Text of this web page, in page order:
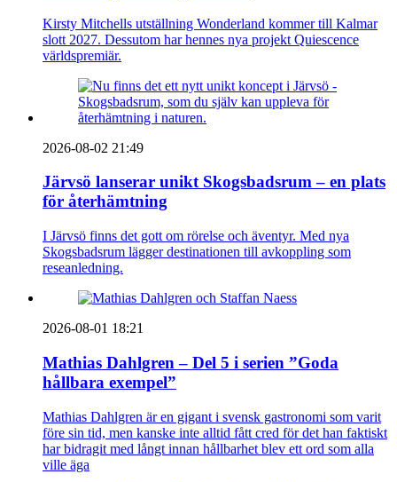
Kirsty Mitchells utställning Wonderland kommer till Kalmar
slott 2027. Dessutom har hennes nya projekt Quiescence
världspremiär.
2026-08-02 21:49
Järvsö lanserar unikt Skogsbadsrum – en plats
för återhämtning
I Järvsö finns det gott om rörelse och äventyr. Med nya
Skogsbadsrum lägger destinationen till avkoppling som
reseanledning.
2026-08-01 18:21
Mathias Dahlgren – Del 5 i serien ”Goda
hållbara exempel”
Mathias Dahlgren är en gigant i svensk gastronomi som varit
före sin tid, men kanske inte alltid fått cred för det han faktiskt
har bidragit med långt innan hållbarhet blev ett ord som alla
ville äga